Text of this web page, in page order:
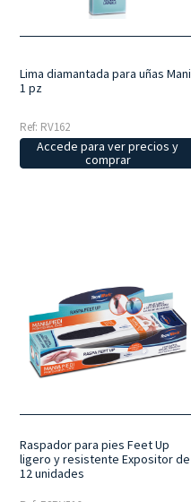
Lima diamantada para uñas Mani
1 pz
Ref: RV162
Accede para ver precios y
comprar
Raspador para pies Feet Up
ligero y resistente Expositor de
12 unidades